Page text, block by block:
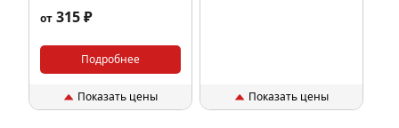
от 315 ₽
Подробнее
Показать цены Показать цены